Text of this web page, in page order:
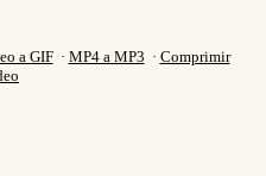
a GIF· MP4 a MP3 · Comprimir